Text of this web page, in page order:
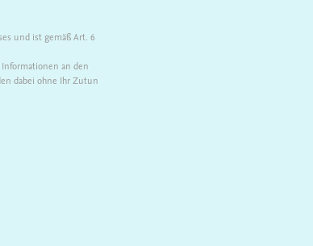
und ist gemäß Art. 6
an den
dabei ohne Ihr Zutun